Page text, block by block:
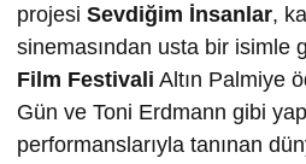
projesi Sevdiğim İnsanlar,
sinemasından usta bir isimle
Film Festivali Altın Palmiye
Gün ve Toni Erdmann gibi
performanslarıyla tanınan